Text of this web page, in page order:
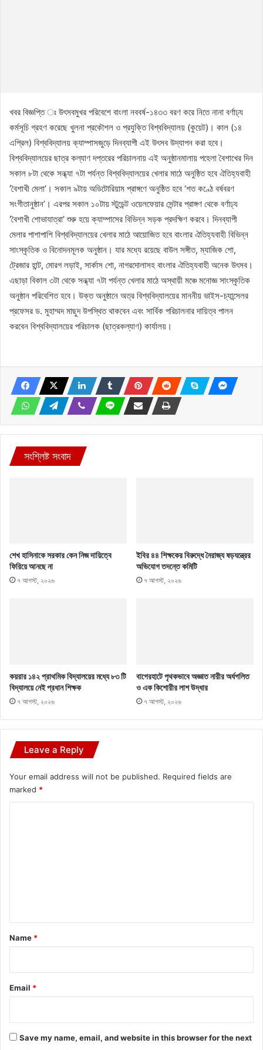
খবর বিজ্ঞপ্তি ঃ উৎসবমুখর পরিবেশে বাংলা নববর্ষ-১৪৩৩ বরণ করে নিতে নানা বর্ণাঢ্য
কর্মসূচি গ্রহণ করেছে খুলনা প্রকৌশল ও প্রযুক্তি বিশ্ববিদ্যালয় (কুয়েট)। কাল (১৪
এপ্রিল) বিশ্ববিদ্যালয় ক্যাম্পাসজুড়ে দিনব্যাপী এই উৎসব উদ্যাপন করা হবে।
বিশ্ববিদ্যালয়ের ছাত্র কল্যাণ দপ্তরের পরিচালনায় এই অনুষ্ঠানমালায় পহেলা বৈশাখের দিন
সকাল ৮টা থেকে সন্ধ্যা ৭টা পর্যন্ত বিশ্ববিদ্যালয়ের খেলার মাঠে অনুষ্ঠিত হবে ঐতিহ্যবাহী
‘বৈশাখী মেলা’। সকাল ৯টায় অডিটোরিয়াম প্রাঙ্গণে অনুষ্ঠিত হবে ‘শত কণ্ঠে বর্ষবরণ
সংগীতানুষ্ঠান’। এরপর সকাল ১০টায় স্টুডেন্ট ওয়েলফেয়ার সেন্টার প্রাঙ্গণ থেকে বর্ণাঢ্য
‘বৈশাখী শোভাযাত্রা’ শুরু হয়ে ক্যাম্পাসের বিভিন্ন সড়ক প্রদক্ষিণ করবে। দিনব্যাপী
মেলার পাশাপাশি বিশ্ববিদ্যালয়ের খেলার মাঠে আয়োজিত হবে বাংলার ঐতিহ্যবাহী বিভিন্ন
সাংস্কৃতিক ও বিনোদনমূলক অনুষ্ঠান। যার মধ্যে রয়েছে বাউল সঙ্গীত, ম্যাজিক শো,
ট্রেজার হান্ট, মোরগ লড়াই, সার্কাস শো, নাগরদোলাসহ বাংলার ঐতিহ্যবাহী অনেক উৎসব।
এছাড়া বিকাল ৩টা থেকে সন্ধ্যা ৭টা পর্যন্ত খেলার মাঠে অস্থায়ী মঞ্চে মনোজ্ঞ সাংস্কৃতিক
অনুষ্ঠান পরিবেশিত হবে। উক্ত অনুষ্ঠানে অত্র বিশ্ববিদ্যালয়ের মাননীয় ভাইস-চ্যান্সেলর
প্রফেসর ড. মুহাম্মদ মাছুদ উপস্থিত থাকবেন এবং সার্বিক পরিচালনার দায়িত্ব পালন
করবেন বিশ্ববিদ্যালয়ের পরিচালক (ছাত্রকল্যাণ) কার্যালয়।
সংশ্লিষ্ট সংবাদ
শেখ হাসিনাকে সরকার কেন নিজ দায়িত্বে
ফিরিয়ে আনছে না
৭ আগস্ট, ২০২৬
ইবির ৪৪ শিক্ষকের বিরুদ্ধে নৈরাজ্য ষড়যন্ত্রের
অভিযোগ তদন্তে কমিটি
৭ আগস্ট, ২০২৬
কয়রার ১৪২ প্রাথমিক বিদ্যালয়ের মধ্যে ৮৩ টি
বিদ্যালয়ে নেই প্রধান শিক্ষক
৭ আগস্ট, ২০২৬
বাগেরহাটে পৃথকভাবে অজ্ঞাত নারীর অর্ধগলিত
ও এক কিশোরীর লাশ উদ্ধার
৭ আগস্ট, ২০২৬
Leave a Reply
Your email address will not be published. Required fields are
marked *
*
Name *
Email *
Save my name, email, and website in this browser for the next